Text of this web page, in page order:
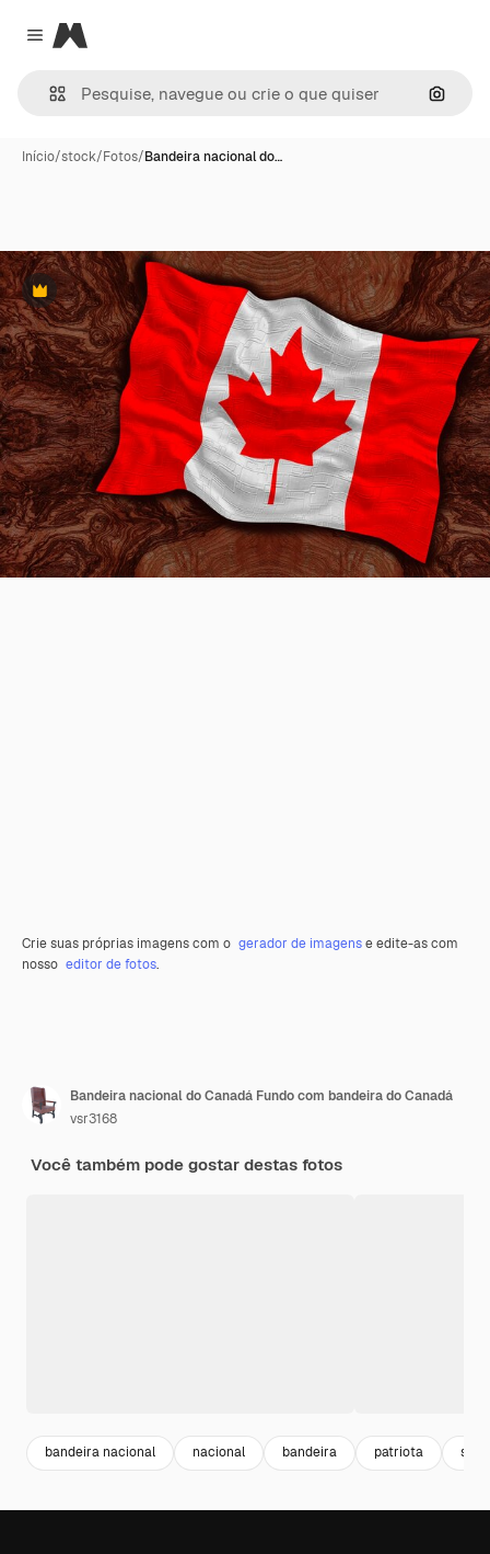
Close menu
Magnific
Início/stock/Fotos/Bandeira nacional do…
Premium
Crie suas próprias imagens com o gerador de imagense edite-as com
nosso editor de fotos.
Bandeira nacional do Canadá Fundo com bandeira do Canadá
vsr3168
Você também pode gostar destas fotos
bandeira nacional nacional bandeira patriota